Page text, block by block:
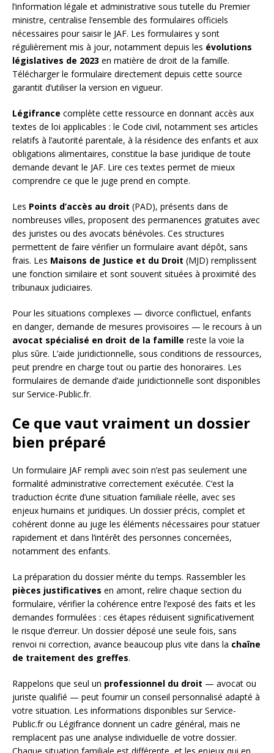
l’information légale et administrative sous tutelle du Premier
ministre, centralise l’ensemble des formulaires officiels
nécessaires pour saisir le JAF. Les formulaires y sont
régulièrement mis à jour, notamment depuis les évolutions
législatives de 2023 en matière de droit de la famille.
Télécharger le formulaire directement depuis cette source
garantit d’utiliser la version en vigueur.
Légifrance complète cette ressource en donnant accès aux
textes de loi applicables : le Code civil, notamment ses articles
relatifs à l’autorité parentale, à la résidence des enfants et aux
obligations alimentaires, constitue la base juridique de toute
demande devant le JAF. Lire ces textes permet de mieux
comprendre ce que le juge prend en compte.
Les Points d’accès au droit (PAD), présents dans de
nombreuses villes, proposent des permanences gratuites avec
des juristes ou des avocats bénévoles. Ces structures
permettent de faire vérifier un formulaire avant dépôt, sans
frais. Les Maisons de Justice et du Droit (MJD) remplissent
une fonction similaire et sont souvent situées à proximité des
tribunaux judiciaires.
Pour les situations complexes — divorce conflictuel, enfants
en danger, demande de mesures provisoires — le recours à un
avocat spécialisé en droit de la famille reste la voie la
plus sûre. L’aide juridictionnelle, sous conditions de ressources,
peut prendre en charge tout ou partie des honoraires. Les
formulaires de demande d’aide juridictionnelle sont disponibles
sur Service-Public.fr.
Ce que vaut vraiment un dossier
bien préparé
Un formulaire JAF rempli avec soin n’est pas seulement une
formalité administrative correctement exécutée. C’est la
traduction écrite d’une situation familiale réelle, avec ses
enjeux humains et juridiques. Un dossier précis, complet et
cohérent donne au juge les éléments nécessaires pour statuer
rapidement et dans l’intérêt des personnes concernées,
notamment des enfants.
La préparation du dossier mérite du temps. Rassembler les
pièces justificatives en amont, relire chaque section du
formulaire, vérifier la cohérence entre l’exposé des faits et les
demandes formulées : ces étapes réduisent significativement
le risque d’erreur. Un dossier déposé une seule fois, sans
renvoi ni correction, avance beaucoup plus vite dans la chaîne
de traitement des greffes.
Rappelons que seul un professionnel du droit — avocat ou
juriste qualifié — peut fournir un conseil personnalisé adapté à
votre situation. Les informations disponibles sur Service-
Public.fr ou Légifrance donnent un cadre général, mais ne
remplacent pas une analyse individuelle de votre dossier.